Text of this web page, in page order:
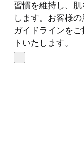
習慣を維持し、
します。お客様
ガイドラインを
トいたします。